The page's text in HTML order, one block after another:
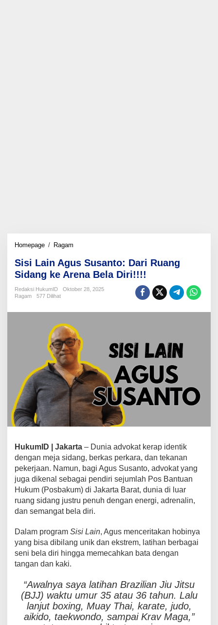
Homepage / Ragam
Agus
Susanto:
Dari
Ruang
Diri!!!!
Sisi Lain Agus Susanto: Dari Ruang
Sidang ke Arena Bela Diri!!!!
Redaksi HukumID
Oktober 28, 2025
Ragam
577 Dilihat
HukumID | Jakarta – Dunia advokat kerap identik
dengan meja sidang, berkas perkara, dan tekanan
pekerjaan. Namun, bagi Agus Susanto, advokat yang
juga dikenal sebagai pendiri sejumlah Pos Bantuan
Hukum (Posbakum) di Jakarta Barat, dunia di luar
ruang sidang justru penuh dengan energi, adrenalin,
dan semangat bela diri.
Dalam program Sisi Lain, Agus menceritakan hobinya
yang bisa dibilang unik dan ekstrem, latihan berbagai
seni bela diri hingga memecahkan bata dengan
tangan dan kaki.
“Awalnya saya latihan Brazilian Jiu Jitsu
(BJJ) waktu umur 35 atau 36 tahun. Lalu
lanjut boxing, Muay Thai, karate, judo,
aikido, taekwondo, sampai Krav Maga,”